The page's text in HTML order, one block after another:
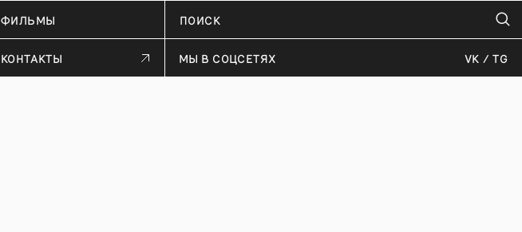
ФИЛЬМЫ
КОНТАКТЫ МЫ В СОЦСЕТЯХ VK TG